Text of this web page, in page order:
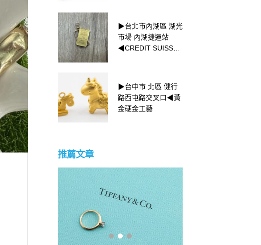
▶台北市內湖區 湖光
市場 內湖捷運站
◀CREDIT SUISSE
▶台中市 北區 健行
路西屯路交叉口◀黃
金硬金工藝
▶台北市中正區捷運
台北車站◀頂級天文
台精密時計認證-
Officially Certified」
▶新北市永和區 捷運
頂溪站 高級腕錶收購
◀OMEGA 星座系列
推薦文章